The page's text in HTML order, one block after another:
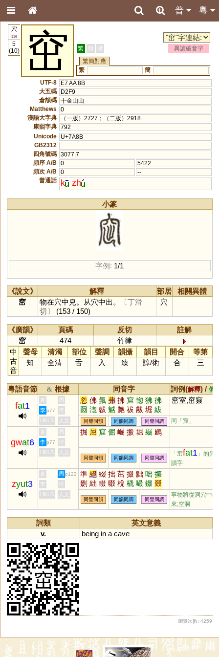
粵
普
穴
116
5
(10)
窋 繁 簡 港
異讀破音字
繁簡對應
繁
簡
UTF-8
E7 AA 8B
大五碼
D2F9
倉頡碼 十金山山
Matthews
0
漢語大字典
（一版）2727；（二版）2918
康熙字典 792
Unicode
U+7A8B
GB2312
四角號碼 3077.7
頻序 A/B
0
5422
頻次 A/B
0
--
普通話
k zh
小篆
字例: 1/1
《說文》 解釋 部居
相關異體
窋
物在穴中皃。从穴中出。
〔丁滑
切〕
(153 / 150)
穴
《廣韻》 頁碼 反切
註解
窋
474
竹律
中
古
音
聲母 清濁 部位 聲調 韻攝 韻目 開合
等第
知
全清 舌 入 臻 諄/術 合 三
粵語音節 & 根據 同音字 詞例(解釋) / 備
fat1
黃 周 忽 佛 氟 弗 拂 窟 惚 狒 彿
囫 淴 韍 魆 艴 祓 黻 堀 紱
巿 笏 芾 茀 胐 笰 袚 欻 綍
芴 曶 昒 帗 刜 矻 紼 泏 匢
冹 啒 柭 柫 烼 翇 圣
窋室,窋窡
李 p77
何
HKLS
人文 同聲同韻 同韻同調 同聲同調 同「 窟 」
gwat6
黃 周 掘 屈 窟 倔 崛 撅 堀 镼 鶌
李 p77
何
HKLS
人文
同聲同韻 同韻同調 同聲同調
「窋fat1 」的異
讀字
zyut3
黃 周 p122 準 絕 綴 拙 茁 掇 黜 咄 攥
剟 絀 輟 啜 梲 橇 嘬 錣 叕
醊 餟 蕝 歠 敪 蝃 蕞 毲 毳
柮 揝 欼 泏 嚽 貀 鵽 蠿 畷
罬 腏 琡 棳 裰 惙
李
何
HKLS
人文
同聲同韻 同韻同調 同聲同調
事物將從洞穴中出
來;空洞
詞類
英文意義
v.
being in a cave
瀏覽次數: 4259